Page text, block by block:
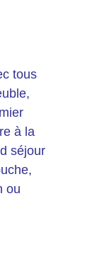
tous
à la
séjour
ou